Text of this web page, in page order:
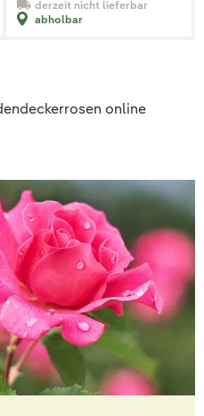
derzeit nicht lieferbar
abholbar
online